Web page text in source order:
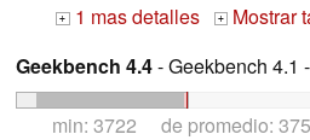
+ 1 mas detalles +
Mostrar
Geekbench 4.4- Geekbench 4.1
min: 3722 de promedio: